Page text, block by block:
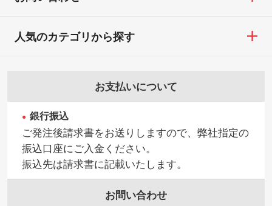
お支払いについて
銀行振込
ご発注後請求書をお送りしますので、弊社指定の
振込口座にご入金ください。
振込先は請求書に記載いたします。
お問い合わせ
人気のカテゴリから探す